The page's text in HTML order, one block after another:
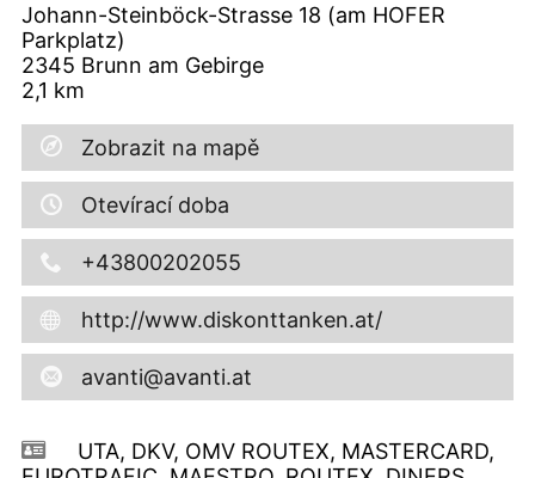
Johann-Steinböck-Strasse 18 (am HOFER
Parkplatz)
2345 Brunn am Gebirge
2,1 km
Zobrazit na mapě
Otevírací doba
+43800202055
http://www.diskonttanken.at/
avanti@avanti.at
UTA, DKV, OMV ROUTEX, MASTERCARD,